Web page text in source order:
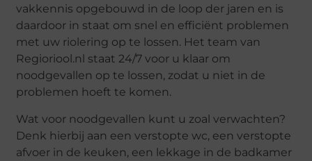
vakkennis opgebouwd in de loop der jaren en is
daardoor in staat om snel en efficiënt problemen
met uw riolering op te lossen. Het team van
Regioriool.nl staat 24/7 voor u klaar om
noodgevallen op te lossen, zodat u niet in de
problemen hoeft te komen.
Wat voor noodgevallen kunt u zoal verwachten?
Denk hierbij aan een verstopte wc, een verstopte
afvoer in de keuken, een lekkage in de badkamer